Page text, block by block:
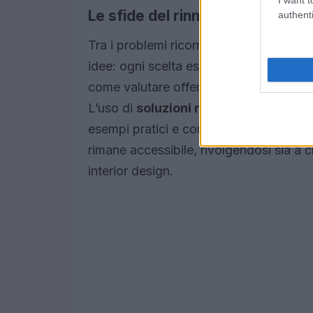
Le sfide del rinnovamento
Tra i problemi ricorrenti ci sono la
idee: ogni scelta estetica può incidere
come valutare offerte, selezionare
L’uso di soluzioni modulari
esempi pratici e consigli utili per chi si
rimane accessibile, rivolgendosi sia a
interior design.